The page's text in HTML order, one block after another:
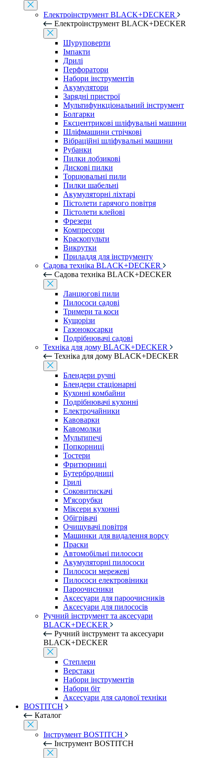
Електроінструмент BLACK+DECKER
Електроінструмент BLACK+DECKER
Шуруповерти
Імпакти
Дрилі
Перфоратори
Набори інструментів
Акумулятори
Зарядні пристрої
Мультифункціональний інструмент
Болгарки
Ексцентрикові шліфувальні машини
Шліфмашини стрічкові
Вібраційні шліфувальні машини
Рубанки
Пилки лобзикові
Дискові пилки
Торцювальні пили
Пилки шабельні
Акумуляторні ліхтарі
Пістолети гарячого повітря
Пістолети клейові
Фрезери
Компресори
Краскопульти
Викрутки
Приладдя для інструменту
Садова техніка BLACK+DECKER
Садова техніка BLACK+DECKER
Ланцюгові пили
Пилососи садові
Тримери та коси
Кущорізи
Газонокосарки
Подрібнювачі садові
Техніка для дому BLACK+DECKER
Техніка для дому BLACK+DECKER
Блендери ручні
Блендери стаціонарні
Кухонні комбайни
Подрібнювачі кухонні
Електрочайники
Кавоварки
Кавомолки
Мультипечі
Попкорниці
Тостери
Фритюрниці
Бутербродниці
Грилі
Соковитискачі
М'ясорубки
Міксери кухонні
Обігрівачі
Очищувачі повітря
Машинки для видалення ворсу
Праски
Автомобільні пилососи
Акумуляторні пилососи
Пилососи мережеві
Пилососи електровіники
Пароочисники
Аксесуари для пароочисників
Аксесуари для пилососів
Ручний інструмент та аксесуари
BLACK+DECKER
Ручний інструмент та аксесуари
BLACK+DECKER
Степлери
Верстаки
Набори інструментів
Набори біт
Аксесуари для садової техніки
BOSTITCH
Каталог
Інструмент BOSTITCH
Інструмент BOSTITCH